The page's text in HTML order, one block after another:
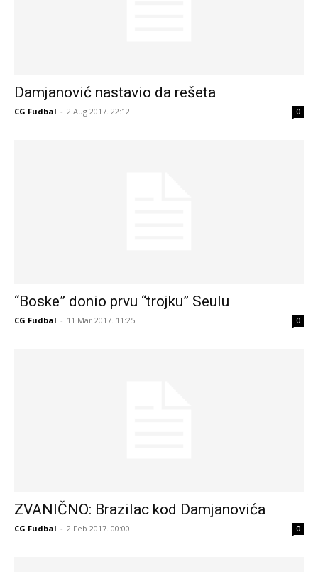
Damjanović nastavio da rešeta
CG Fudbal - 2 Aug 2017. 22:12 0
“Boske” donio prvu “trojku” Seulu
CG Fudbal - 11 Mar 2017. 11:25 0
ZVANIČNO: Brazilac kod Damjanovića
CG Fudbal - 2 Feb 2017. 00:00 0